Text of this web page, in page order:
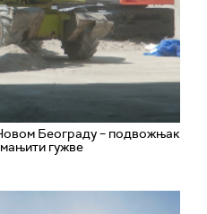
Београду – подвожњак
гужве